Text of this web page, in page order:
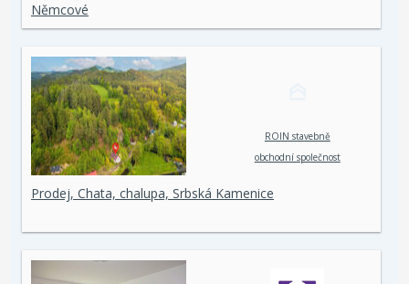
Němcové
ROIN stavebně
obchodní společnost
Prodej, Chata, chalupa, Srbská Kamenice